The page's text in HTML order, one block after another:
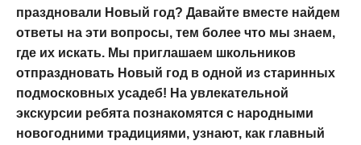
праздновали Новый год? Давайте вместе найдем
ответы на эти вопросы, тем более что мы знаем,
где их искать. Мы приглашаем школьников
отпраздновать Новый год в одной из старинных
подмосковных усадеб! На увлекательной
экскурсии ребята познакомятся с народными
новогодними традициями, узнают, как главный